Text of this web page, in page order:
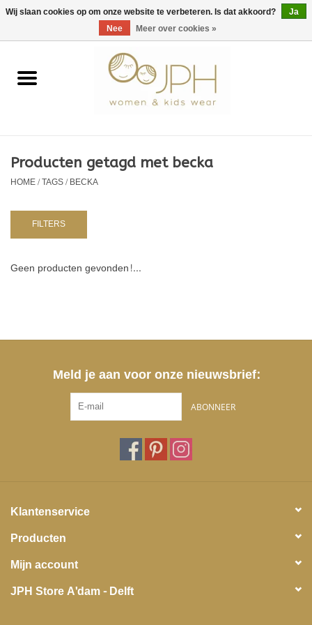
EUR/GBP/USD 0 Artikelen - €0,00
Home
Kids
NURSERY / TABLEWARE
Producten getagd met becka
HOME/TAGS/BECKA
FILTERS
Geen producten gevonden!...
Meld je aan voor onze nieuwsbrief:
ABONNEER
Klantenservice
Producten
Mijn account
JPH Store A'dam - Delft
Wij slaan cookies op om onze website te verbeteren. Is dat akkoord?
Ja
Nee
Meer over cookies »